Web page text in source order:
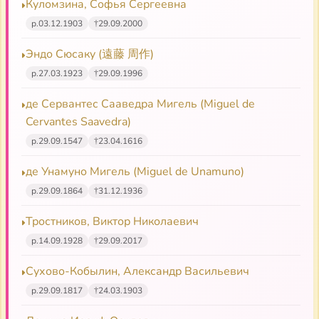
глубокого мистицизма и проникнутой им веры,
и строго научного мышления представляют ту
удивительную загадку, какую дает жизнь этого
замечательного русского человека».
Брат Трубецкого, Евгений, говорил после его
смерти: «Он принадлежал к числу тех, которые
смертью. Он, проповедник бессмертия*, учил, что
смысл жизни раскрывается за гробом, что этот
смысл заключается в тех ценностях, которые
переживают личность и будут существовать, когда
гробом этот смысл раскрылся многим. Я говорю
многим, но не всем, потому что современники
Куломзина, Софья Сергеевна
р.03.12.1903 †29.09.2000
Эндо Сюсаку (遠藤 周作)
р.27.03.1923 †29.09.1996
де Сервантес Сааведра Мигель (Miguel de
Cervantes Saavedra)
р.29.09.1547 †23.04.1616
де Унамуно Мигель (Miguel de Unamuno)
р.29.09.1864 †31.12.1936
Тростников, Виктор Николаевич
р.14.09.1928 †29.09.2017
Сухово-Кобылин, Александр Васильевич
р.29.09.1817 †24.03.1903